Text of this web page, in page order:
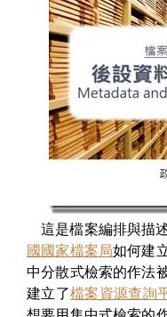
這是檔案編排與描
國國家檔案局如何建
中分散式檢索的作法
建立了檔案資源查詢